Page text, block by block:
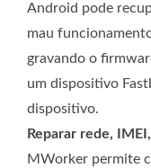
Android pode
mau
gravando o
um dispositivo
dispositivo.
Reparar rede,
MWorker permite